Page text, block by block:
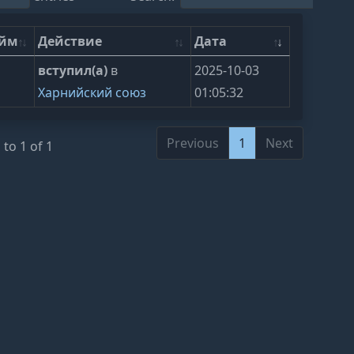
Действие
Дата
вступил(а) в
Харнийский союз
2025-10-03
01:05:32
1 of 1 Previous 1 Next